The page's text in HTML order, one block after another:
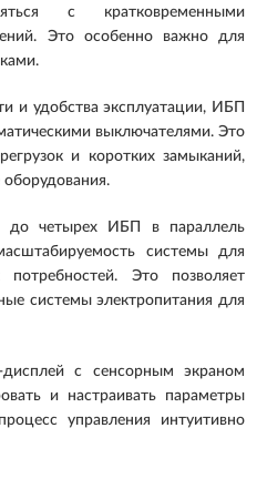
с кратковременными
Это особенно важно для
и удобства эксплуатации, ИБП
выключателями. Это
и коротких замыканий,
до четырех ИБП в параллель
системы для
потребностей. Это позволяет
системы электропитания для
с сенсорным экраном
и настраивать параметры
управления интуитивно